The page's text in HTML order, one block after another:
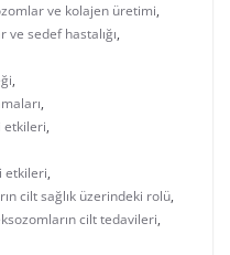
ve kolajen üretimi,
ve sedef hastalığı,
,
,
etkileri,
etkileri,
cilt sağlık üzerindeki rolü,
cilt tedavileri,